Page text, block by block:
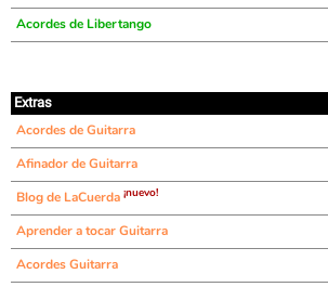
Acordes de Libertango
Extras
Acordes de Guitarra
Afinador de Guitarra
Blog de LaCuerda ¡nuevo!
Aprender a tocar Guitarra
Acordes Guitarra